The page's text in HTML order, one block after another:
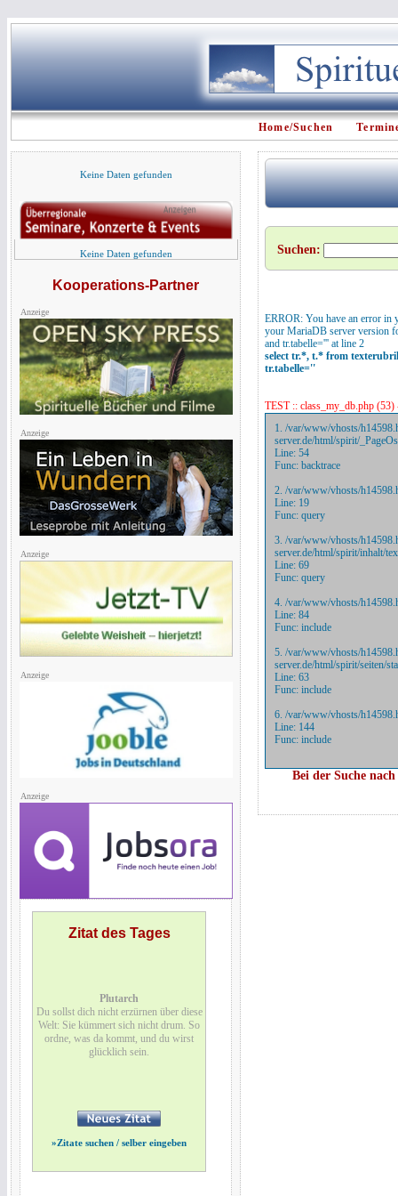
Home/Suchen
Keine Daten gefunden
Keine Daten gefunden
Kooperations-Partner
Anzeige
Anzeige
Anzeige
Anzeige
Anzeige
Zitat des Tages
Plutarch
Du sollst dich nicht erzürnen über diese
Welt: Sie kümmert sich nicht drum. So
ordne, was da kommt, und du wirst
glücklich sein.
»Zitate suchen / selber eingeben
Suchen:
ERROR: You have an error in
your MariaDB server version
and tr.tabelle=''' at line 2
select tr.*, t.* from
tr.tabelle=''
TEST :: class_my_db.php (53)
1. /var/www/vhosts/
server.de/html/spirit/
Line: 54
Func: backtrace
2. /var/www/vhosts/
Line: 19
Func: query
3. /var/www/vhosts/
server.de/html/spirit/inhalt/
Line: 69
Func: query
4. /var/www/vhosts/
Line: 84
Func: include
5. /var/www/vhosts/
server.de/html/spirit/seiten/
Line: 63
Func: include
6. /var/www/vhosts/
Line: 144
Func: include
Bei der Suche